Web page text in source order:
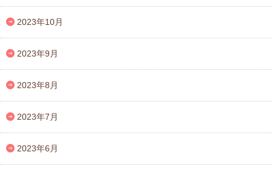
2023年10月
2023年9月
2023年8月
2023年7月
2023年6月